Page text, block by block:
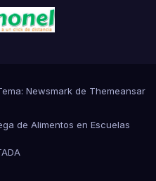
Newsmark de Themeansar
de Alimentos en Escuelas